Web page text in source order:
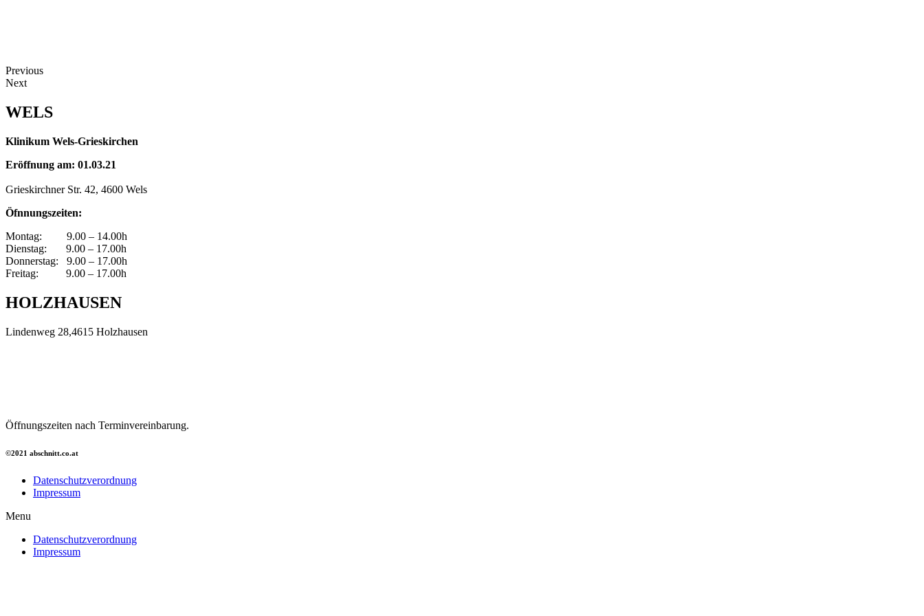
Previous
Next
WELS
Klinikum Wels-Grieskirchen
Eröffnung am: 01.03.21
Grieskirchner Str. 42, 4600 Wels
Öfnnungszeiten:
Montag: 9.00 – 14.00h
Dienstag: 9.00 – 17.00h
Donnerstag: 9.00 – 17.00h
Freitag: 9.00 – 17.00h
HOLZHAUSEN
Lindenweg 28,4615 Holzhausen
Öffnungszeiten nach Terminvereinbarung.
©2021 abschnitt.co.at
Datenschutzverordnung
Impressum
Menu
Datenschutzverordnung
Impressum